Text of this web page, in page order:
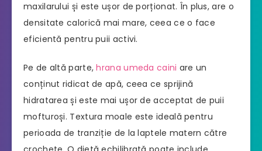
maxilarului și este ușor de porționat. În plus, are o
densitate calorică mai mare, ceea ce o face
eficientă pentru puii activi.
Pe de altă parte,hrana umeda caini are un
conținut ridicat de apă, ceea ce sprijină
hidratarea și este mai ușor de acceptat de puii
mofturoși. Textura moale este ideală pentru
perioada de tranziție de la laptele matern către